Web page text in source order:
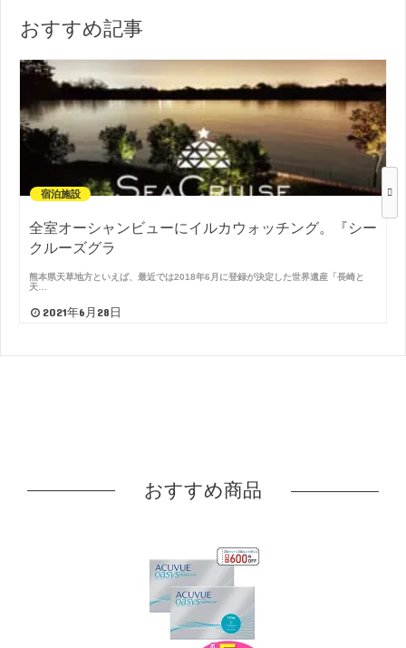
おすすめ記事
宿泊施設
全室オーシャンビューにイルカウォッチング。『シー
クルーズグラ
熊本県天草地方といえば、最近では2018年6月に登録が決定した世界遺産「長崎と
天…
2021年6月28日
おすすめ商品